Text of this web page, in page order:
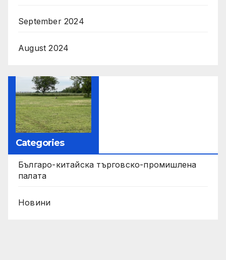
September 2024
August 2024
Categories
Българо-китайска търговско-промишлена
палата
Новини